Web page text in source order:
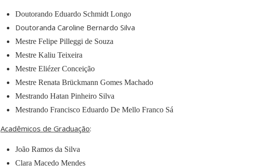
Doutorando Eduardo Schmidt Longo
Doutoranda Caroline Bernardo Silva
Mestre Felipe Pilleggi de Souza
Mestre Kaliu Teixeira
Mestre Eliézer Conceição
Mestre Renata Brückmann Gomes Machado
Mestrando Hatan Pinheiro Silva
Mestrando Francisco Eduardo De Mello Franco Sá
Acadêmicos de Graduação:
João Ramos da Silva
Clara Macedo Mendes